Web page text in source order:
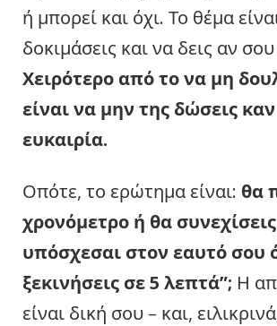
ή μπορεί και όχι. Το θέμα
δοκιμάσεις και να δεις αν σου
Χειρότερο από το να μη
είναι να μην της δώσεις
ευκαιρία.
Οπότε, το ερώτημα είναι: θα
χρονόμετρο ή θα
υπόσχεσαι στον εαυτό σου
ξεκινήσεις σε 5 λεπτά”; Η
είναι δική σου – και,